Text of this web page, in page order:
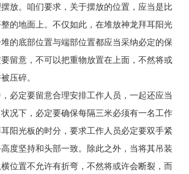
放。咱们要求，关于摆放的位置，应当是比
的地面上。不仅如此，在堆放神龙拜耳阳光
的底部位置与端部位置都应当采纳必定的保
留意，不可以把重物放置在上面，不然将或
压碎。
必定要留意合理安排工作人员，一起还应当
况下，必定要确保每隔三米必须有一名工作
阳光板的时分，要求工作人员必定要双手紧
度坚持和头部一致。除此之外，当将其吊装
位置不允许有折弯，不然将或许会断裂，而